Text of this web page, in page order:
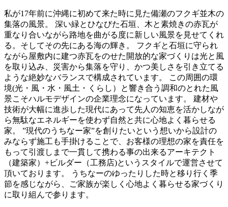
私が17年前に沖縄に初めて来た時に見た備瀬のフクギ並木の
集落の風景。 深い緑とひなびた石垣、木と素焼きの赤瓦が
重なり合いながら路地を曲がる度に新しい風景を見せてくれ
る。そしてその先にある海の輝き。 フクギと石垣に守られ
ながら屋敷内に建つ赤瓦をのせた開放的な家づくりは光と風
を取り込み、災害から集落を守り、かつ美しさを引き立てる
ような絶妙なバランスで構成されています。 この周囲の環
境(光・風・水・風土・くらし）と響き合う調和のとれた風
景こそハルモデザインの企業理念になっています。 建材や
技術が大幅に進歩した現代にあって先人の知恵を活かしなが
ら無駄なエネルギーを使わず自然と共に心地よく暮らせる
家。 ”現代のうちなー家”を創りたいという想いから設計の
みならず施工も手掛けることで、お客様の理想の家を責任を
もって引渡しまで一貫して携わる事の出来るアーキテクト
（建築家）+ビルダー（工務店)というスタイルで運営させて
頂いております。 うちなーのゆったりした時と移り行く季
節を感じながら、ご家族が楽しく心地よく暮らせる家づくり
に取り組んで参ります。